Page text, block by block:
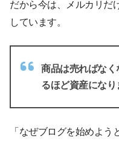
だから今は、メルカリだ
しています。
商品は売ればな
るほど資産になり
「なぜブログを始めよ